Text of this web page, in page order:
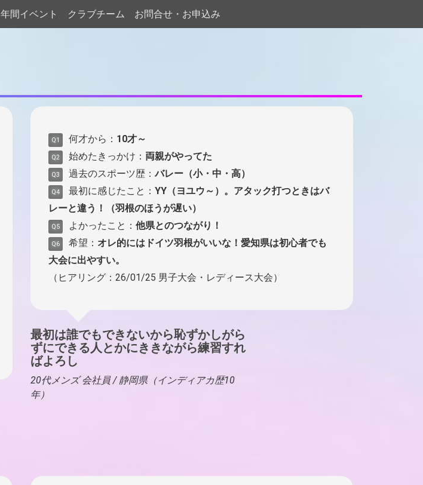
年間イベント クラブチーム お問合せ・お申込み
Q1 何才から： 10才～
Q2 始めたきっかけ： 両親がやってた
Q3 過去のスポーツ歴：バレー（小・中・高）
Q4 最初に感じたこと： YY（ヨユウ～）。アタック打つときはバ
レーと違う！（羽根のほうが遅い）
Q5 よかったこと： 他県とのつながり！
Q6 希望： オレ的にはドイツ羽根がいいな！愛知県は初心者でも
大会に出やすい。
（ヒアリング：26/01/25 男子大会・レディース大会）
最初は誰でもできないから恥ずかしがら
ずにできる人とかにききながら練習すれ
ばよろし
20代メンズ 会社員 / 静岡県（インディアカ歴10
年）